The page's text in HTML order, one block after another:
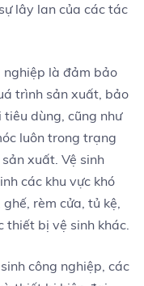
lây lan của các tác
là đảm bảo
trình sản xuất, bảo
tiêu dùng, cũng như
luôn trong trạng
xuất. Vệ sinh
các khu vực khó
rèm cửa, tủ kệ,
thiết bị vệ sinh khác.
công nghiệp, các